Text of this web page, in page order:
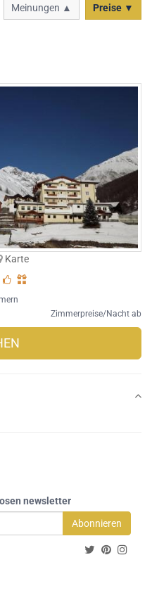
Meinungen ▲ Preise ▼
Karte
Zimmerpreise/Nacht ab
newsletter
Abonnieren